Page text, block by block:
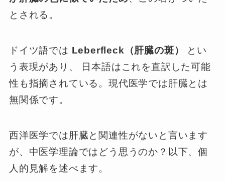
とされる。
ドイツ語では Leberfleck（肝臓の斑）
とい
う表現があり、 日本語はこれを直訳した可能
性も指摘されている。現代医学では肝臓とは
無関係です。
西洋医学では肝臓と関連性がないと言います
が、中医学理論ではどう思うのか？以下、個
人的見解を述べます。